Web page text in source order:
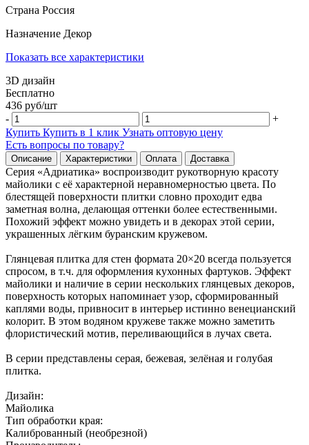
Страна Россия
Назначение Декор
Показать все характеристики
3D дизайн
Бесплатно
436 руб/шт
-
+
Купить Купить в 1 клик Узнать оптовую цену
Есть вопросы по товару?
Описание Характеристики Оплата Доставка
Серия «Адриатика» воспроизводит рукотворную красоту
майолики с её характерной неравномерностью цвета. По
блестящей поверхности плитки словно проходит едва
заметная волна, делающая оттенки более естественными.
Похожий эффект можно увидеть и в декорах этой серии,
украшенных лёгким буранским кружевом.
Глянцевая плитка для стен формата 20×20 всегда пользуется
спросом, в т.ч. для оформления кухонных фартуков. Эффект
майолики и наличие в серии нескольких глянцевых декоров,
поверхность которых напоминает узор, сформированный
каплями воды, привносит в интерьер истинно венецианский
колорит. В этом водяном кружеве также можно заметить
флористический мотив, переливающийся в лучах света.
В серии представлены серая, бежевая, зелёная и голубая
плитка.
Дизайн:
Майолика
Тип обработки края:
Калиброванный (необрезной)